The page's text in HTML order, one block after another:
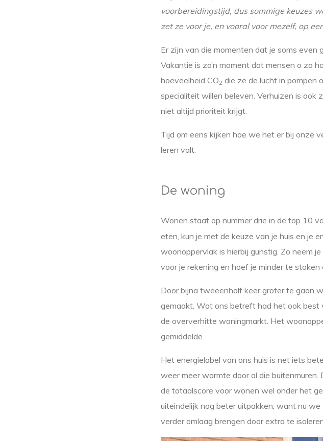
voorbereidingstijd, dus sommige keuzes
zet ze voor je, en vooral voor mezelf, op
Er zijn van die momenten dat je soms even
Vakantie is zo’n moment dat mensen o zo
hoeveelheid CO2 die ze de lucht in pompen
specialiteit willen beleven. Verhuizen is ook
niet altijd prioriteit krijgt.
Tijd om eens kijken hoe we het er bij onze
leren valt.
De woning
Wonen staat op nummer drie in de top 10
eten, kun je met de keuze van je huis en je
woonoppervlak is hierbij gunstig. Zo neem
voor je rekening en hoef je minder te
Door bijna tweeënhalf keer groter te gaan
gemaakt. Wat ons betreft had het ook best
de oververhitte woningmarkt. Het
gemiddelde.
Het energielabel van ons huis is net iets
weer meer warmte door al die
de totaalscore voor wonen wel onder het
uiteindelijk nog beter uitpakken, want nu
verder omlaag brengen door extra te